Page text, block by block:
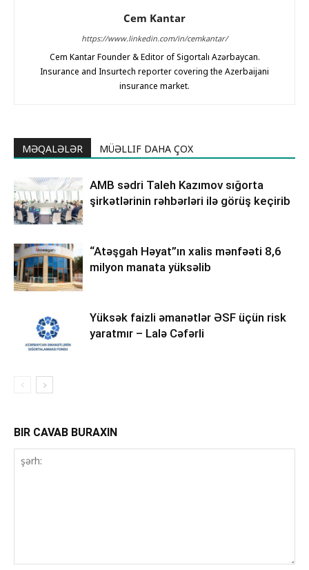
Cem Kantar
https://www.linkedin.com/in/cemkantar/
Cem Kantar Founder & Editor of Sigortalı Azərbaycan.
Insurance and Insurtech reporter covering the Azerbaijani
insurance market.
MƏQALƏLƏR MÜƏLLIF DAHA ÇOX
AMB sədri Taleh Kazımov sığorta
şirkətlərinin rəhbərləri ilə görüş keçirib
“Atəşgah Həyat”ın xalis mənfəəti 8,6
milyon manata yüksəlib
Yüksək faizli əmanətlər ƏSF üçün risk
yaratmır – Lalə Cəfərli
BIR CAVAB BURAXIN